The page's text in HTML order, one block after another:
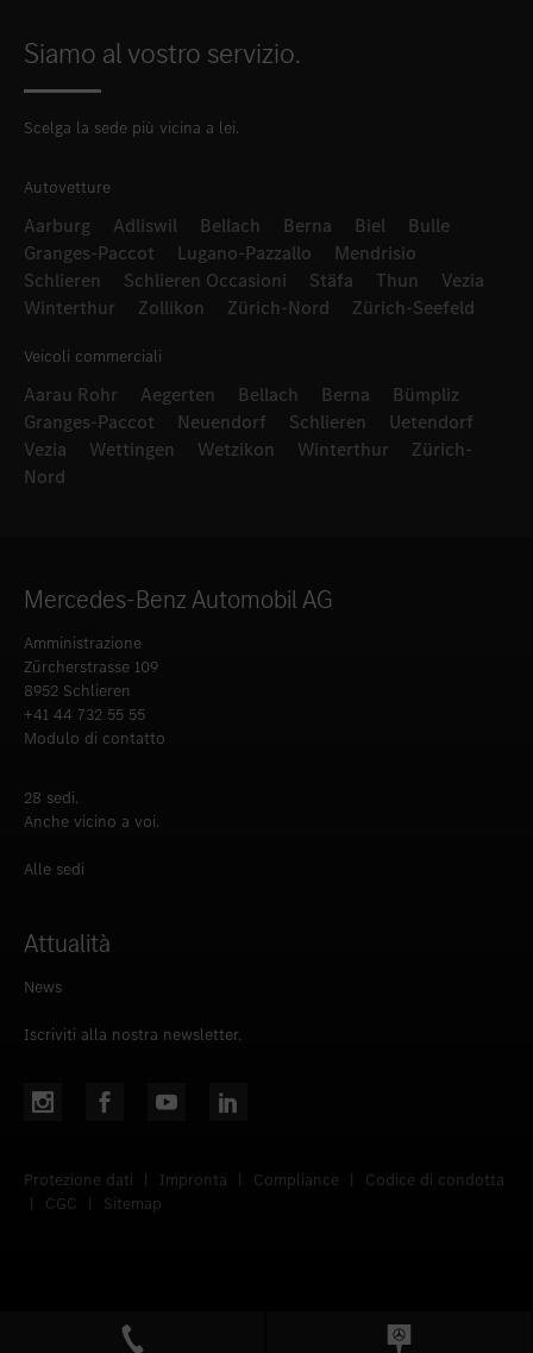
Siamo al vostro servizio.
Scelga la sede più vicina a lei.
Autovetture
Aarburg Adliswil Bellach Berna Biel
Bulle
Granges-Paccot
Lugano-Pazzallo
Mendrisio
Schlieren
Schlieren Occasioni Stäfa Thun
Vezia
Winterthur
Zollikon Zürich-Nord Zürich-Seefeld
Veicoli commerciali
Aarau Rohr Aegerten Bellach Berna
Bümpliz
Granges-Paccot
Neuendorf Schlieren
Uetendorf
Vezia
Wettingen Wetzikon Winterthur
Zürich-
Nord
Mercedes-Benz Automobil AG
Amministrazione
Zürcherstrasse 109
8952 Schlieren
+41 44 732 55 55
Modulo di contatto
28 sedi.
Anche vicino a voi.
Alle sedi
Attualità
News
Iscriviti alla nostra newsletter.
Protezione dati | Impronta | Compliance |
Codice di condotta
|
CGC | Sitemap